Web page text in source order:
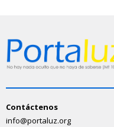
Contáctenos
info@portaluz.org